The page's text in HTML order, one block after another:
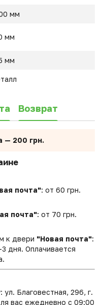
мм
мм
мм
Возврат
— 200 грн.
почта": от 60 грн.
почта": от 70 грн.
к двери "Новая почта":
дня. Оплачивается
Благовестная, 296, г.
вас ежедневно с 09:00